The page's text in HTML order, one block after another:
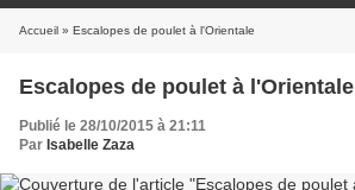
Accueil » Escalopes de poulet à l'Orientale
Escalopes de poulet à l'Orientale
Publié le 28/10/2015 à 21:11
Par Isabelle Zaza